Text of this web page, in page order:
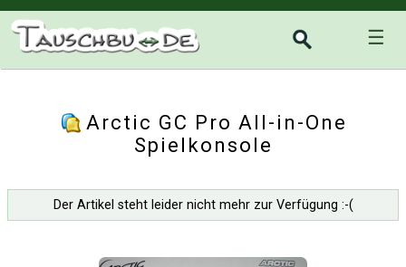
☰
Arctic GC Pro All-in-One
Spielkonsole
Der Artikel steht leider nicht mehr zur Verfügung :-(